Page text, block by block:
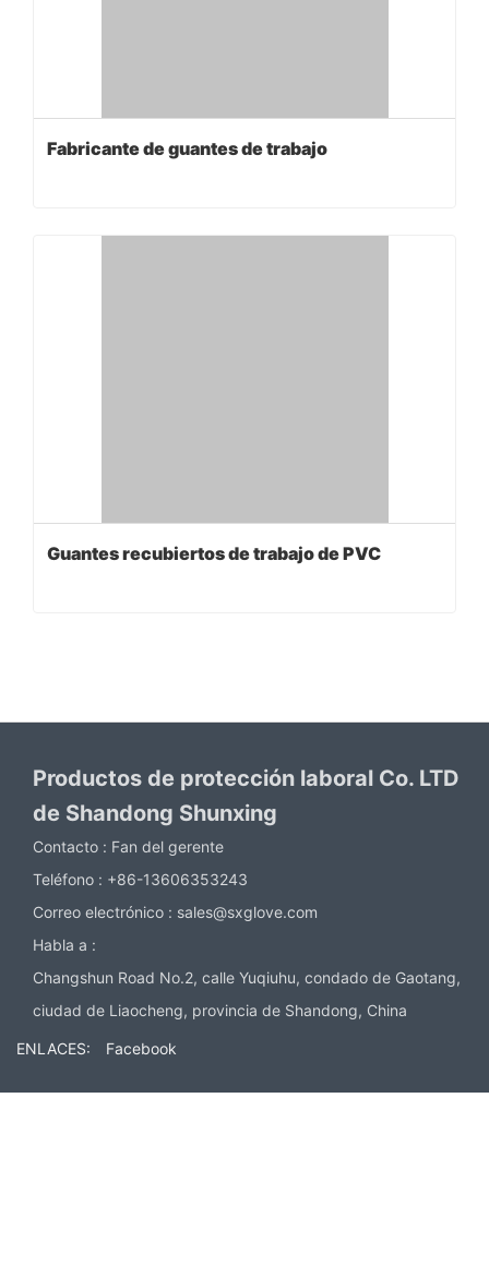
Fabricante de guantes de trabajo
Guantes recubiertos de trabajo de PVC
Productos de protección laboral Co. LTD
de Shandong Shunxing
Contacto : Fan del gerente
Teléfono : +86-13606353243
Correo electrónico : sales@sxglove.com
Habla a :
Changshun Road No.2, calle Yuqiuhu, condado de Gaotang,
ciudad de Liaocheng, provincia de Shandong, China
ENLACES: Facebook